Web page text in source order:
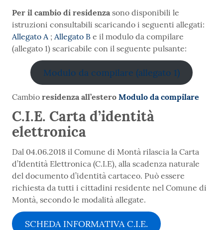
Per il cambio di residenza sono disponibili le
istruzioni consultabili scaricando i seguenti allegati:
Allegato A ; Allegato B e il modulo da compilare
(allegato 1) scaricabile con il seguente pulsante:
Modulo da compilare (allegato 1)
Cambio residenza all’estero Modulo da compilare
C.I.E. Carta d’identità
elettronica
Dal 04.06.2018 il Comune di Montà rilascia la Carta
d’Identità Elettronica (C.I.E), alla scadenza naturale
del documento d’identità cartaceo. Può essere
richiesta da tutti i cittadini residente nel Comune di
Montà, secondo le modalità allegate.
SCHEDA INFORMATIVA C.I.E.